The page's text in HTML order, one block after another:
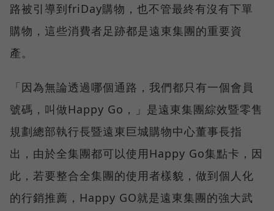
路被引導到friDay購物，也不管最終有沒有下單
購物，這些消費者足跡都是遠東集團的重要資
產。
「因為無論透過哪個通路，我們都只有一個會員
號碼，叫做Happy Go，」是遠東集團綜效暨零售
規劃總部執行長暨遠東巨城購物中心董事長指
出，由於全集團都可以使用Happy Go集點卡，因
此，若要整合全集團的使用者樣貌，做到個人化
的行銷推薦，Happy GO就是遠東集團的強大武